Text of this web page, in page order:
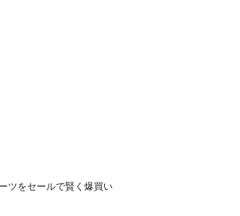
ツをセールで賢く爆買い